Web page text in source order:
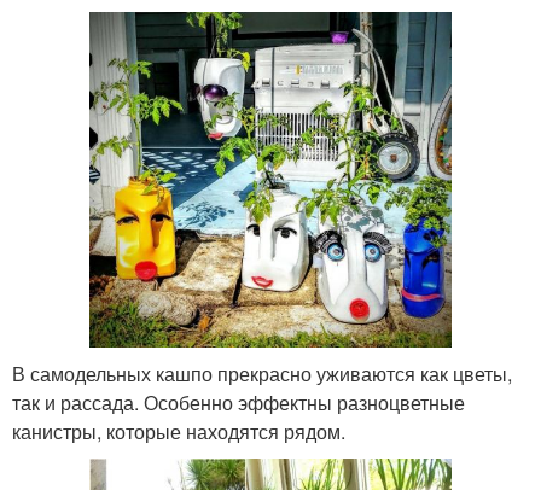
В самодельных кашпо прекрасно уживаются как цветы,
так и рассада. Особенно эффектны разноцветные
канистры, которые находятся рядом.